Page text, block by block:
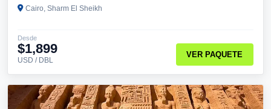
Cairo, Sharm El Sheikh
Desde
$1,899
USD / DBL
VER PAQUETE